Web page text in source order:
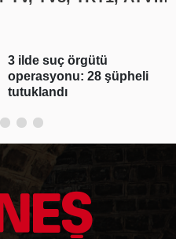
3 ilde suç örgütü
operasyonu: 28 şüpheli
tutuklandı